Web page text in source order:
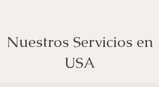
Nuestros Servicios en
USA